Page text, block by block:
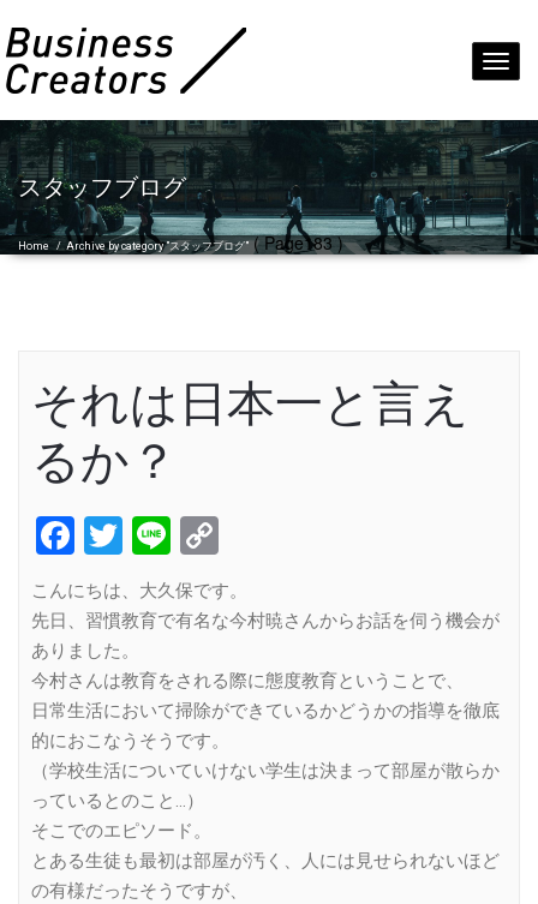
スタッフブログ
Home /Archive by category "スタッフブログ"( Page183 )
それは日本一と言え
るか？
Facebook
Twitter
Line
Link
こんにちは、大久保です。
先日、習慣教育で有名な今村暁さんからお話を伺う機会が
ありました。
今村さんは教育をされる際に態度教育ということで、
日常生活において掃除ができているかどうかの指導を徹底
的におこなうそうです。
（学校生活についていけない学生は決まって部屋が散らか
っているとのこと…）
そこでのエピソード。
とある生徒も最初は部屋が汚く、人には見せられないほど
の有様だったそうですが、